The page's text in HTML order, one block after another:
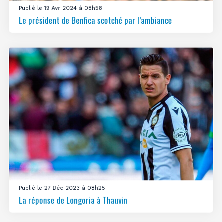
Publié le 19 Avr 2024 à 08h58
Le président de Benfica scotché par l’ambiance
Publié le 27 Déc 2023 à 08h25
La réponse de Longoria à Thauvin